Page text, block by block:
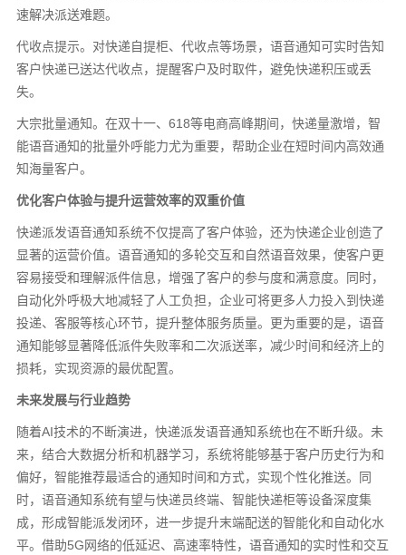
速解决派送难题。
代收点提示。对快递自提柜、代收点等场景，语音通知可实时告知
客户快递已送达代收点，提醒客户及时取件，避免快递积压或丢
失。
大宗批量通知。在双十一、618等电商高峰期间，快递量激增，智
能语音通知的批量外呼能力尤为重要，帮助企业在短时间内高效通
知海量客户。
优化客户体验与提升运营效率的双重价值
快递派发语音通知系统不仅提高了客户体验，还为快递企业创造了
显著的运营价值。语音通知的多轮交互和自然语音效果，使客户更
容易接受和理解派件信息，增强了客户的参与度和满意度。同时，
自动化外呼极大地减轻了人工负担，企业可将更多人力投入到快递
投递、客服等核心环节，提升整体服务质量。更为重要的是，语音
通知能够显著降低派件失败率和二次派送率，减少时间和经济上的
损耗，实现资源的最优配置。
未来发展与行业趋势
随着AI技术的不断演进，快递派发语音通知系统也在不断升级。未
来，结合大数据分析和机器学习，系统将能够基于客户历史行为和
偏好，智能推荐最适合的通知时间和方式，实现个性化推送。同
时，语音通知系统有望与快递员终端、智能快递柜等设备深度集
成，形成智能派发闭环，进一步提升末端配送的智能化和自动化水
平。借助5G网络的低延迟、高速率特性，语音通知的实时性和交互